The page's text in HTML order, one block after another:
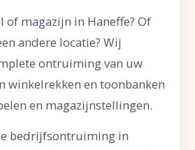
of magazijn in Haneffe? Of
andere locatie? Wij
ontruiming van uw
winkelrekken en toonbanken
en magazijnstellingen.
bedrijfsontruiming in